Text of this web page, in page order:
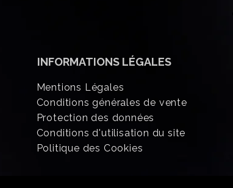
INFORMATIONSLÉGALES
Mentions Légales
Conditions générales de vente
Protection des données
Conditions d'utilisation du site
Politique des Cookies